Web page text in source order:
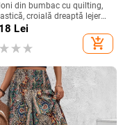
din bumbac cu quilting,
croială dreaptă lejeră,
asemănătoare mătăsii,
Lei
add_shopping_cart